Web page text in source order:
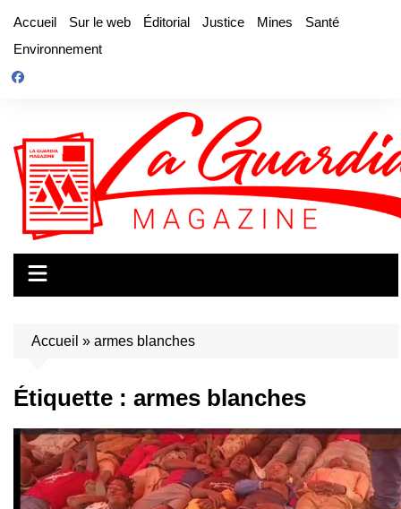
contenu
Accueil Sur le web Éditorial Justice Mines
Santé
Environnement
Accueil » armes blanches
Étiquette : armes blanches